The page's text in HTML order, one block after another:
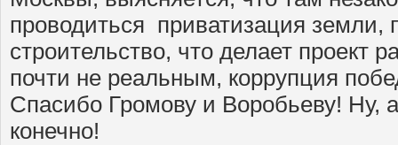
проводиться приватизация земли,
строительство, что делает проект
почти не реальным, коррупция
Спасибо Громову и Воробьеву! Ну,
конечно!